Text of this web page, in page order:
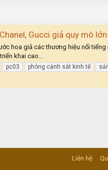
Gucci giả quy mô lớn
hoa giả các thương hiệu nổi
khai cao...
pc03 phòng cảnh sát kinh tế
Liên hệ